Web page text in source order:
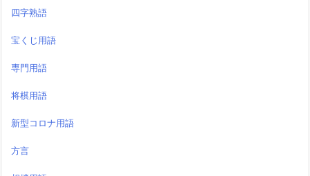
四字熟語
宝くじ用語
専門用語
将棋用語
新型コロナ用語
方言